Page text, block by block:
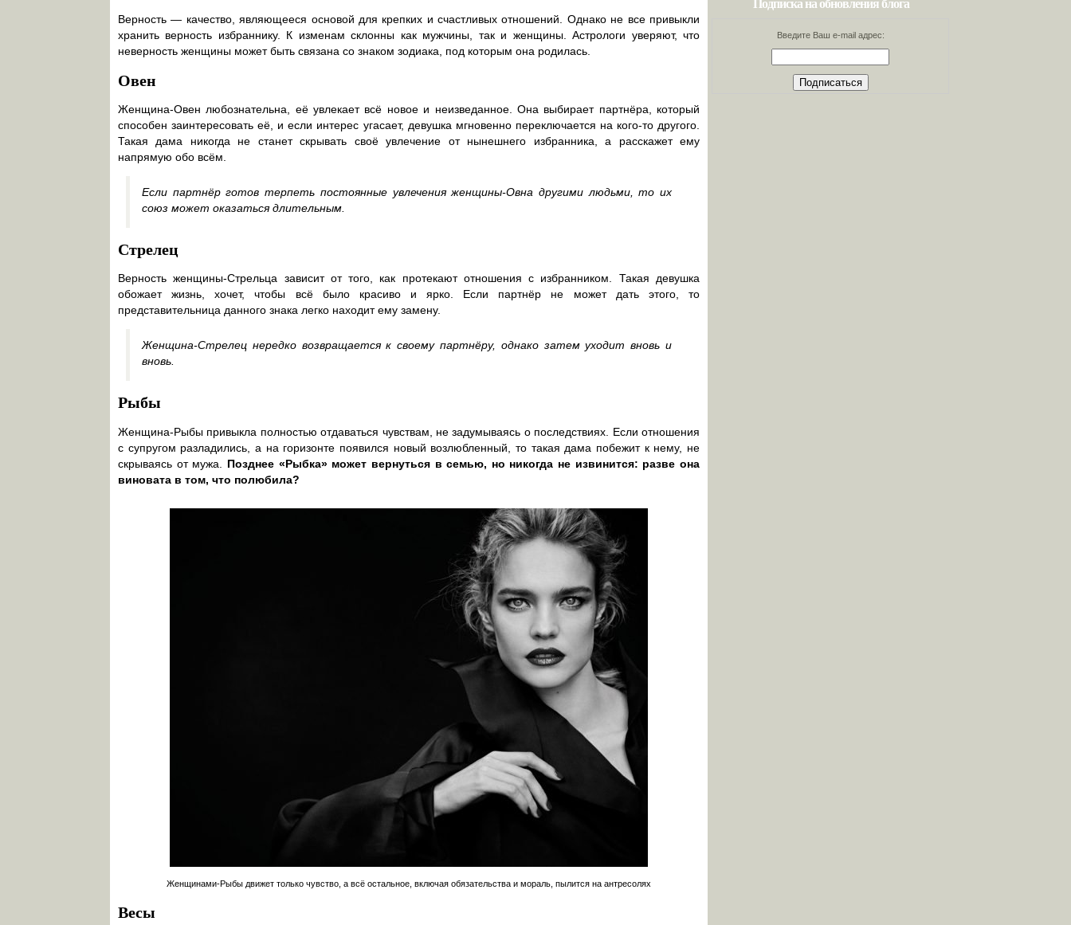
Верность — качество, являющееся основой для крепких и счастливых отношений. Однако не все привыкли
хранить верность избраннику. К изменам склонны как мужчины, так и женщины. Астрологи уверяют, что
неверность женщины может быть связана со знаком зодиака, под которым она родилась.
Овен
Женщина-Овен любознательна, её увлекает всё новое и неизведанное. Она выбирает партнёра, который
способен заинтересовать её, и если интерес угасает, девушка мгновенно переключается на кого-то другого.
Такая дама никогда не станет скрывать своё увлечение от нынешнего избранника, а расскажет ему
напрямую обо всём.
Если партнёр готов терпеть постоянные увлечения женщины-Овна другими людьми, то их
союз может оказаться длительным.
Стрелец
Верность женщины-Стрельца зависит от того, как протекают отношения с избранником. Такая девушка
обожает жизнь, хочет, чтобы всё было красиво и ярко. Если партнёр не может дать этого, то
представительница данного знака легко находит ему замену.
Женщина-Стрелец нередко возвращается к своему партнёру, однако затем уходит вновь и
вновь.
Рыбы
Женщина-Рыбы привыкла полностью отдаваться чувствам, не задумываясь о последствиях. Если отношения
с супругом разладились, а на горизонте появился новый возлюбленный, то такая дама побежит к нему, не
скрываясь от мужа. Позднее «Рыбка» может вернуться в семью, но никогда не извинится: разве она
виновата в том, что полюбила?
Женщинами-Рыбы движет только чувство, а всё остальное, включая обязательства и мораль, пылится на антресолях
Весы
Введите Ваш e-mail адрес: